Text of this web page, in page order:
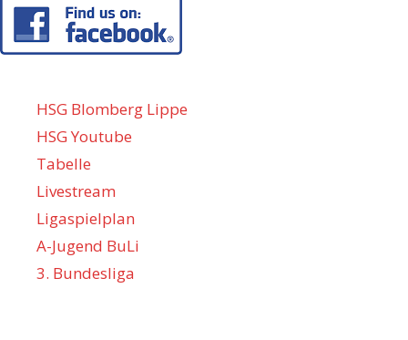
HSG Blomberg Lippe
HSG Youtube
Tabelle
Livestream
Ligaspielplan
A-Jugend BuLi
3. Bundesliga